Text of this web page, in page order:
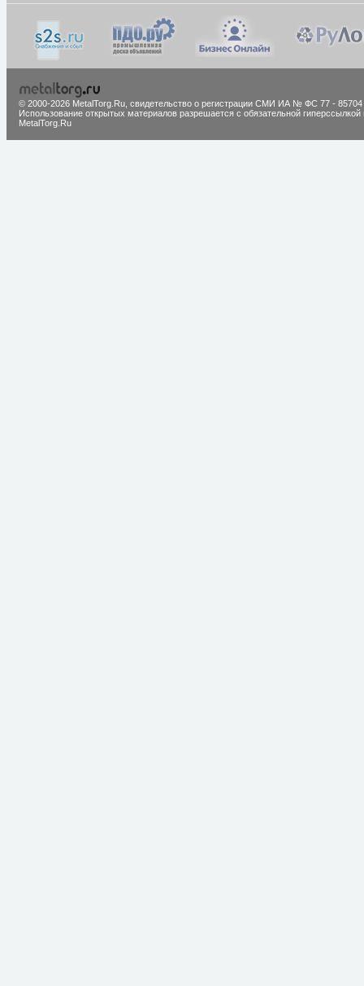
© 2000-2026 MetalTorg.Ru, cвидетельство о регистрации СМИ ИА № ФС 77 - 85704
Использование открытых материалов разрешается с обязательной гиперссылкой
MetalTorg.Ru